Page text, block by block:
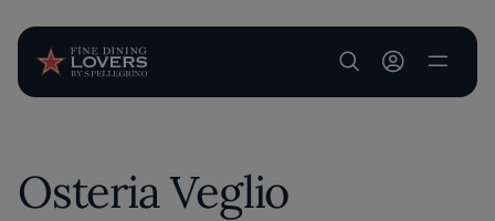
User account
Osteria Veglio